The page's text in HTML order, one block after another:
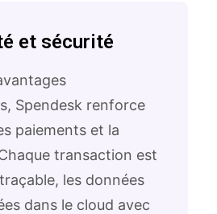
et sécurité
Spendesk renforce
paiements et la
transaction est
les données
dans le cloud avec